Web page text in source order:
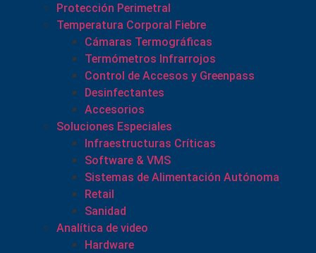
Protección Perimetral
Temperatura Corporal Fiebre
Cámaras Termográficas
Termómetros Infrarrojos
Control de Accesos y Greenpass
Desinfectantes
Accesorios
Soluciones Especiales
Infraestructuras Críticas
Software & VMS
Sistemas de Alimentación Autónoma
Retail
Sanidad
Analítica de video
Hardware